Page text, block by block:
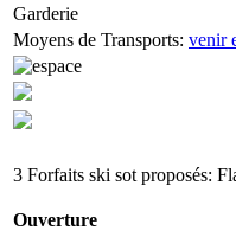
Garderie
Moyens de Transports: venir
3 Forfaits ski sot proposés:
Ouverture